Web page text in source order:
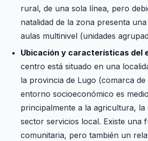
rural, de una sola línea, pero
natalidad de la zona presenta
aulas multinivel (unidades
Ubicación y características del
centro está situado en una
la provincia de Lugo (comarca
entorno socioeconómico es
principalmente a la agricultura, la
sector servicios local. Existe una
comunitaria, pero también un